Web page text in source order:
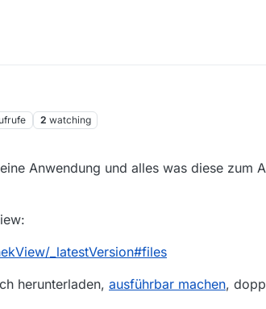
2 watching
Anwendung und alles was diese zum
_latestVersion#files
herunterladen, ausführbar machen,